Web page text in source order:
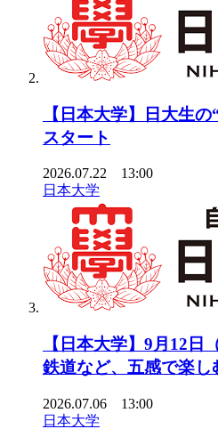
【日本大学】日大生
スタート
2026.07.22 13:00
日本大学
【日本大学】9月12
鉄道など、五感で楽し
2026.07.06 13:00
日本大学